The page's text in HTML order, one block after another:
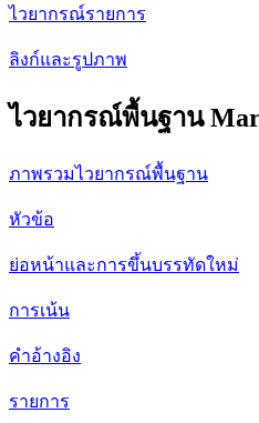
ไวยากรณ์รายการ
ลิงก์และรูปภาพ
ไวยากรณ์พื้นฐาน
ภาพรวมไวยากรณ์พื้นฐาน
หัวข้อ
ย่อหน้าและการขึ้นบรรทัดใหม่
การเน้น
คำอ้างอิง
รายการ